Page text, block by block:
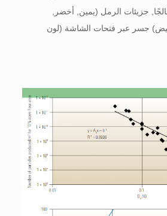
من 48 معالجًا, جزيئات الرمل (يمين, أخضر,
جسر عبر فتحات الشاشة (لون